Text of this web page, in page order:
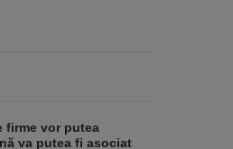
firme vor putea
va putea fi asociat